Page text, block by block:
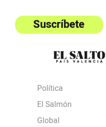
Suscríbete
Política
El Salmón
Global